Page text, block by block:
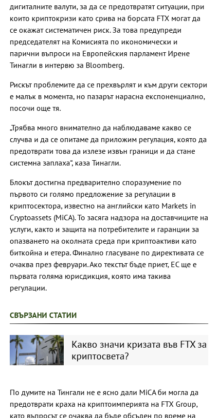
дигиталните валути, за да се предотвратят ситуации, при
които криптокризи като срива на борсата FTX могат да
се окажат систематичен риск. За това предупреди
председателят на Комисията по икономически и
парични въпроси на Европейския парламент Ирене
Тинагли в интервю за Bloomberg.
Рискът проблемите да се прехвърлят и към други сектори
е малък в момента, но пазарът нарасна експоненциално,
посочи още тя.
„Трябва много внимателно да наблюдаваме какво се
случва и да се опитаме да приложим регулация, която да
предотврати това да излезе извън граници и да стане
системна заплаха“, каза Тинагли.
Блокът достигна предварително споразумение по
първото си голямо предложение за регулации в
криптосектора, известно на английски като Markets in
Cryptoassets (MiCA). То засяга надзора на доставчиците на
услуги, както и защита на потребителите и гаранции за
опазването на околната среда при криптоактиви като
биткойна и етера. Финално гласуване по директивата се
очаква през февруари. Ако текстът бъде приет, ЕС ще е
първата голяма юрисдикция, която има такива
регулации.
СВЪРЗАНИ СТАТИИ
Какво значи кризата във FTX за
криптосвета?
По думите на Тингали не е ясно дали MiCA би могла да
предотврати краха на криптоимперията на FTX Group,
като въпросът се очаква да бъде обсъден по време на